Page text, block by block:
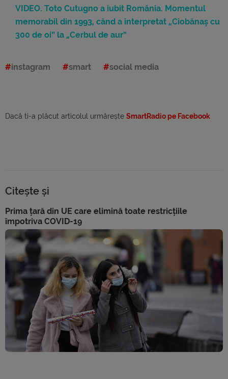
VIDEO. Toto Cutugno a iubit România. Momentul
memorabil din 1993, când a interpretat „Ciobănaș cu
300 de oi” la „Cerbul de aur”
instagram smart social media
Dacă ti-a plăcut articolul urmărește SmartRadio pe Facebook
Citește și
Prima țară din UE care elimină toate restricțiile
împotriva COVID-19